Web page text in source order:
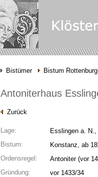
Bistümer Bistum
Antoniterhaus
Zurück
Lage:
Esslingen a.
Bistum:
Konstanz, ab
Ordensregel:
Antoniter(vor
Gründung:
vor 1433/34